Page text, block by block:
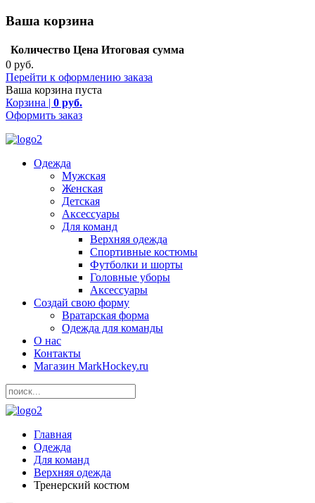
Ваша корзина
Количество Цена Итоговая сумма
0 руб.
Перейти к оформлению заказа
Ваша корзина пуста
Корзина | 0 руб.
Оформить заказ
Одежда
Мужская
Женская
Детская
Аксессуары
Для команд
Верхняя одежда
Спортивные костюмы
Футболки и шорты
Головные уборы
Аксессуары
Создай свою форму
Вратарская форма
Одежда для команды
О нас
Контакты
Магазин MarkHockey.ru
Главная
Одежда
Для команд
Верхняя одежда
Тренерский костюм